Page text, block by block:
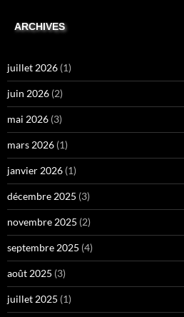
ARCHIVES
juillet 2026 (1)
juin 2026 (2)
mai 2026 (3)
mars 2026 (1)
janvier 2026 (1)
décembre 2025 (3)
novembre 2025 (2)
septembre 2025 (4)
août 2025 (3)
juillet 2025 (1)